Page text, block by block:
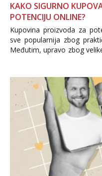
KAKO SIGURNO
POTENCIJU ONLINE?
Kupovina proizvoda za
sve popularnija zbog
Međutim, upravo zbog
i brojni krivotvoreni